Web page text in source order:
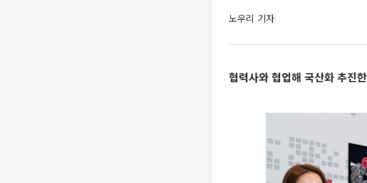
노우리 기자
협력사와 협업해 국산화 추진